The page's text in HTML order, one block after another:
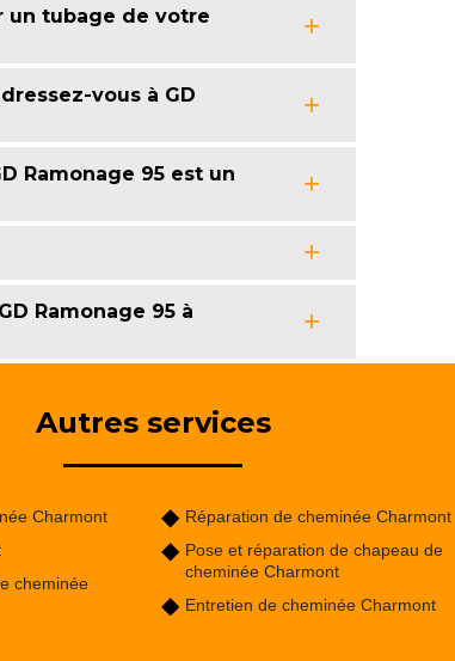
un tubage de votre
vous à GD
Ramonage 95 est un
Ramonage 95 à
Autres services
Charmont
cheminée
Réparation de cheminée Charmont
Pose et réparation de chapeau de
cheminée Charmont
Entretien de cheminée Charmont